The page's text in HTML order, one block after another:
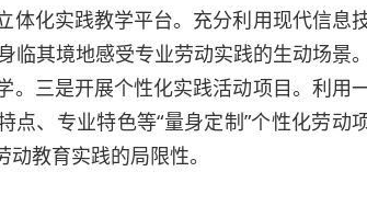
体化实践教学平台。充分利用现代信息
其境地感受专业劳动实践的生动场景。
。三是开展个性化实践活动项目。利用
点、专业特色等“量身定制”个性化劳动
教育实践的局限性。